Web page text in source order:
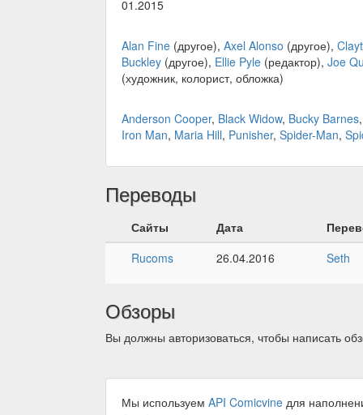
01.2015
Alan Fine (другое), Axel Alonso (другое),
Buckley (другое), Ellie Pyle (редактор), Joe
(художник, колорист, обложка)
Anderson Cooper, Black Widow, Bucky Barnes
Iron Man, Maria Hill, Punisher, Spider-Man,
Переводы
Сайты Дата
Rucoms
26.04.2016 Seth
Обзоры
Вы должны авторизоваться, чтобы написать
Мы используем API Comicvine для